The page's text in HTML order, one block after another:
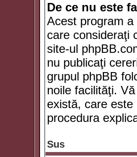
De ce nu este
Acest program
care consideraţi
site-ul
nu publicaţi
grupul phpBB
noile facilităţi.
există, care
procedura
Sus